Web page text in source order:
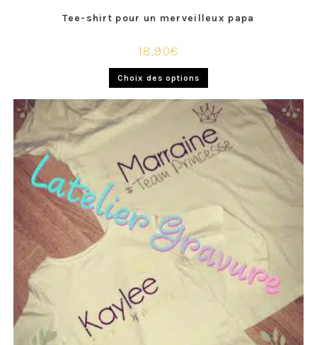
Tee-shirt pour un merveilleux papa
18,90€
Choix des options